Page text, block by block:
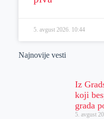
5. avgust 2026. 10:44
Najnovije vesti
Iz
koji
grada
5. avgust